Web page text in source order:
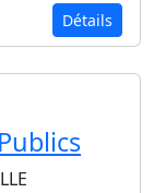
Détails